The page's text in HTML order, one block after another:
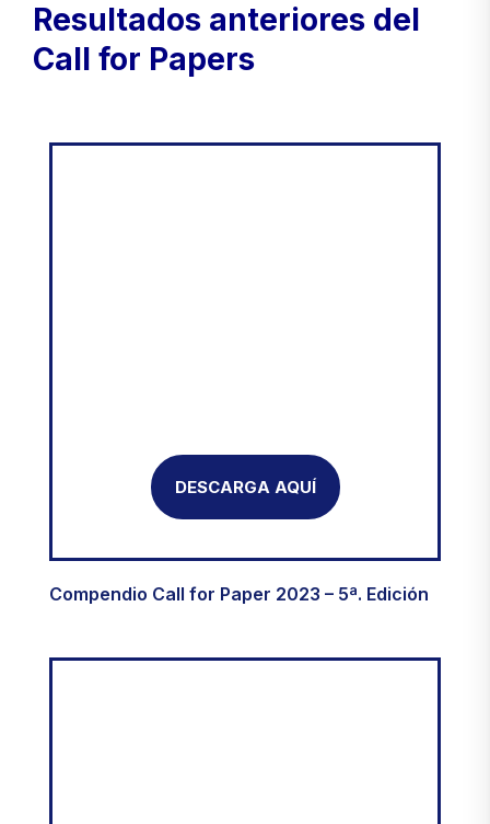
Resultados anteriores del
Call for Papers​
DESCARGA AQUÍ
5ª. EDICIÓN
Compendio Call for Paper 2023 – 5ª. Edición